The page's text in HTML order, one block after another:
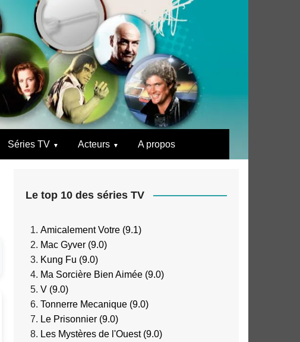
Séries TV Acteurs A propos
Le top 10 des séries TV
Amicalement Votre (9.1)
Mac Gyver (9.0)
Kung Fu (9.0)
Ma Sorcière Bien Aimée (9.0)
V (9.0)
Tonnerre Mecanique (9.0)
Le Prisonnier (9.0)
Les Mystères de l'Ouest (9.0)